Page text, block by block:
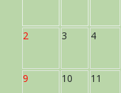
2 3 4
9 10 11